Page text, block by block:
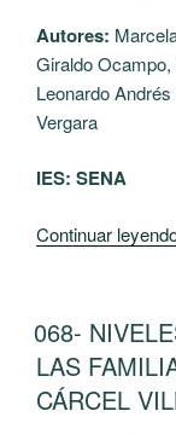
Autores:
Giraldo
Leonardo
Vergara
IES: SENA
Continuar
PUBLICADO
EL
068-
LAS
CÁRCEL